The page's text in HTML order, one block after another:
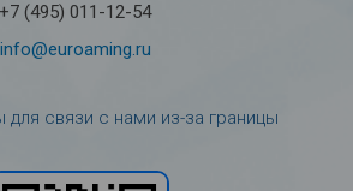
+7 (495) 011-12-54
info@euroaming.ru
связи с нами из-за границы